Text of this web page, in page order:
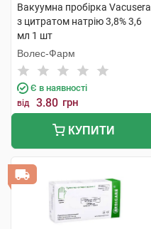
Вакуумна пробірка Vacusera
з цитратом натрію 3,8% 3,6
мл 1 шт
Волес-Фарм
Є в наявності
від 3.80 грн
КУПИТИ